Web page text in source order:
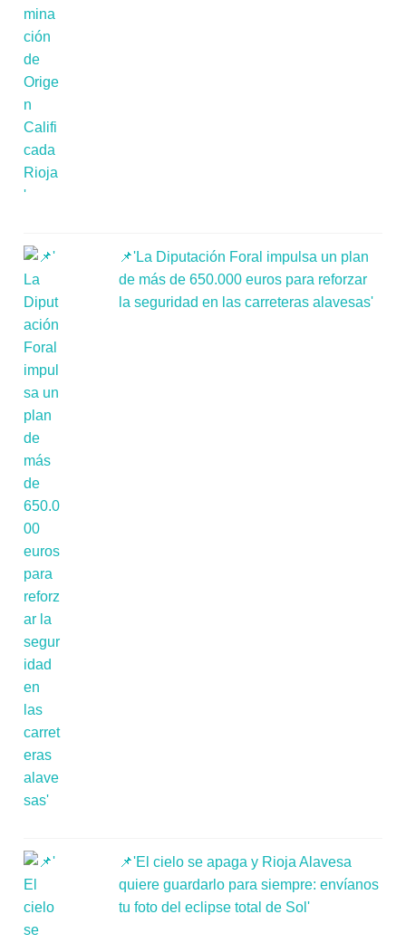
📌'La Diputación Foral impulsa un plan
de más de 650.000 euros para reforzar
la seguridad en las carreteras alavesas'
📌'El cielo se apaga y Rioja Alavesa
quiere guardarlo para siempre: envíanos
tu foto del eclipse total de Sol'